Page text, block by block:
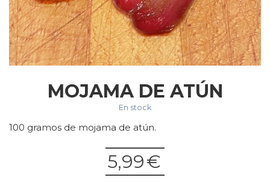
MOJAMA DE ATÚN
En stock
100 gramos de mojama de atún.
5,99€